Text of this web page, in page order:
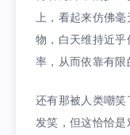
上，看起来仿佛
物，白天维持近
率，从而依靠有限
还有那被人类嘲笑
发笑，但这恰恰